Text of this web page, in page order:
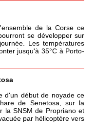
de la Corse ce
se développer sur
Les températures
jusqu'à 35°C à Porto-
d'un début de noyade ce
de Senetosa, sur la
la SNSM de Propriano et
par hélicoptère vers